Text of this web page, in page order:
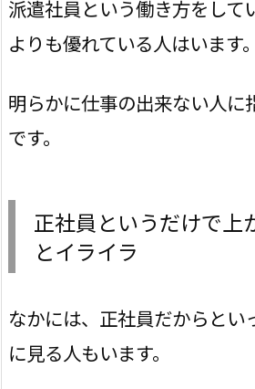
派遣社員という働き方をして
よりも優れている人はいます。
明らかに仕事の出来ない人に
です。
正社員というだけで上
とイライラ
なかには、正社員だからとい
に見る人もいます。